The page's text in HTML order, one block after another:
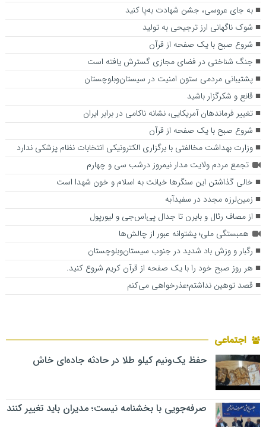
به جای عروسی، جشن شهادت به‌پا کنید
شوک ناگهانی ارز ترجیحی به تولید
شروع صبح با یک صفحه از قرآن
جنگ شناختی در فضای مجازی گسترش یافته است
پشتیبانی مردمی ستون امنیت در سیستان‌وبلوچستان
قانع و شکرگزار باشید
تغییر فرماندهان آمریکایی، نشانه ناکامی در برابر ایران
شروع صبح با یک صفحه از قرآن
وزارت بهداشت مخالفتی با برگزاری الکترونیکی انتخابات نظام پزشکی ندارد
تجمع مردم ولایت مدار نیمروز درشب سی و چهارم
خالی گذاشتن این سنگرها خیانت به اسلام و خون شهدا است
زمین‌لرزه مجدد در سفیدآبه
از مصاف رئال و بایرن تا جدال پی‌اس‌جی و لیورپول
همبستگی ملی؛ پشتوانه عبور از چالش‌ها
رگبار و وزش باد شدید در جنوب سیستان‌وبلوچستان
هر روز صبح خود را با یک صفحه از قرآن کریم شروع کنید.
قصد توهین نداشتم؛عذرخواهی می‌کنم
اجتماعی
حفظ یک‌ونیم کیلو طلا در حادثه جاده‌ای خاش
صرفه‌جویی با بخشنامه نیست؛ مدیران باید تغییر کنند